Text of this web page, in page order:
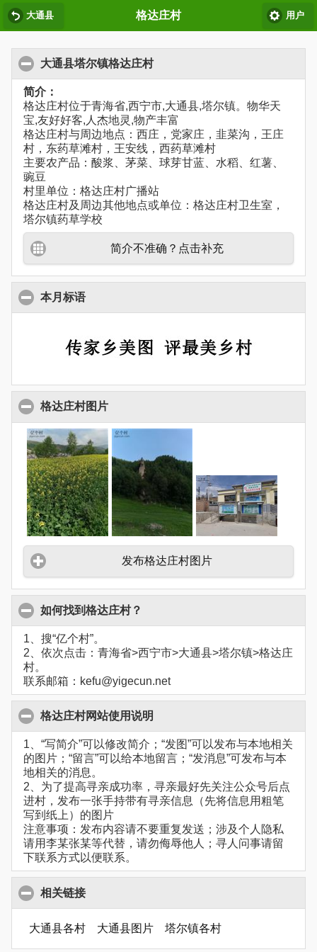
大通县 格达庄村 用户
大通县塔尔镇格达庄村
简介：
格达庄村位于青海省,西宁市,大通县,塔尔镇。物华天
宝,友好好客,人杰地灵,物产丰富
格达庄村与周边地点：西庄，党家庄，韭菜沟，王庄
村，东药草滩村，王安线，西药草滩村
主要农产品：酸浆、茅菜、球芽甘蓝、水稻、红薯、
豌豆
村里单位：格达庄村广播站
格达庄村及周边其他地点或单位：格达庄村卫生室，
塔尔镇药草学校
简介不准确？点击补充
本月标语
格达庄村图片
发布格达庄村图片
如何找到格达庄村？
1、搜“亿个村”。
2、依次点击：青海省>西宁市>大通县>塔尔镇>格达庄
村。
联系邮箱：kefu@yigecun.net
格达庄村网站使用说明
1、“写简介”可以修改简介；“发图”可以发布与本地相关
的图片；“留言”可以给本地留言；“发消息”可发布与本
地相关的消息。
2、为了提高寻亲成功率，寻亲最好先关注公众号后点
进村，发布一张手持带有寻亲信息（先将信息用粗笔
写到纸上）的图片
注意事项：发布内容请不要重复发送；涉及个人隐私
请用李某张某等代替，请勿侮辱他人；寻人问事请留
下联系方式以便联系。
相关链接
大通县各村 大通县图片 塔尔镇各村